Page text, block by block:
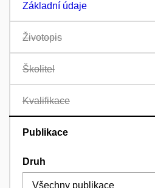
Základní údaje
Životopis
Školitel
Kvalifikace
Publikace
Druh